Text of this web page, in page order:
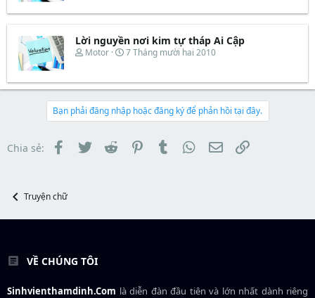
a
t
e
ầ
e
d
s
r
e
r
y
ắ
t
u
Lời nguyền nơi kim tự tháp Ai Cập
T
e
d
s
a
r
Motor
N
y
ắ
t
7 Tháng mười hai 2010
Bạn phải đăng nhập hoặc đăng ký để phản hồi tại đây.
Chia sẻ: Facebook
TwitterReddit PinterestTumblr WhatsApp
EmailLink
Truyện chữ
VỀ CHÚNG TÔI
Sinhvienthamdinh.Com là diễn đàn đầu tiên và lớn nhất dành riêng